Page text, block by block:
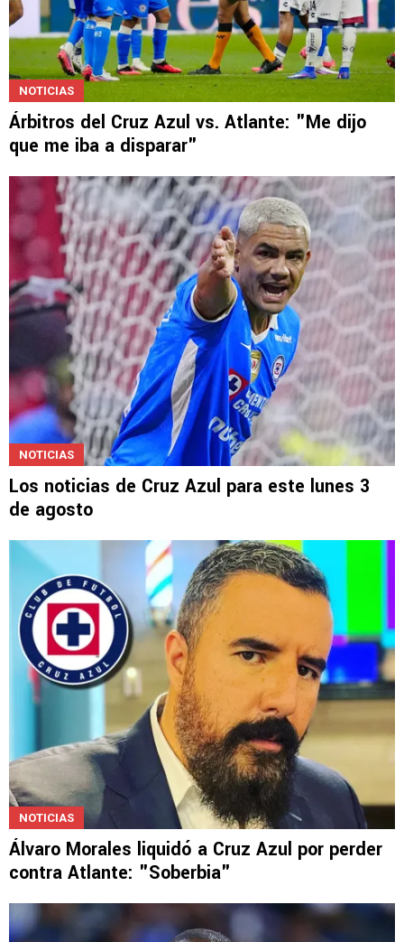
NOTICIAS
Árbitros del Cruz Azul vs. Atlante: "Me dijo
que me iba a disparar"
NOTICIAS
Los noticias de Cruz Azul para este lunes 3
de agosto
NOTICIAS
Álvaro Morales liquidó a Cruz Azul por perder
contra Atlante: "Soberbia"